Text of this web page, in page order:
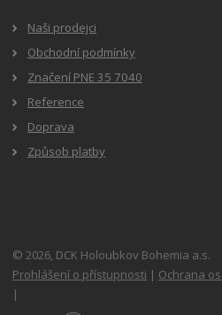
Naši prodejci
Obchodní podmínky
Značení PNE 35 7040
Reference
Doprava
Způsob platby
© 2026, DCK Holoubkov Bohemia a.s.
Prohlášení o přístupnosti | Ochrana
|